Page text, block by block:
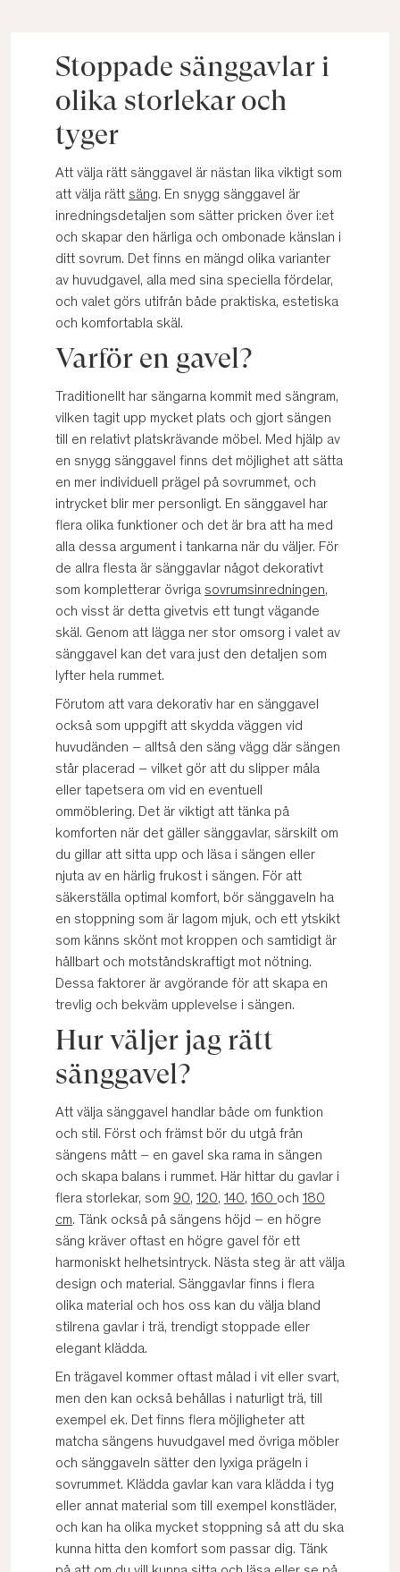
Stoppade sänggavlar i
olika storlekar och
tyger
Att välja rätt sänggavel är nästan lika viktigt som
att välja rätt säng. En snygg sänggavel är
inredningsdetaljen som sätter pricken över i:et
och skapar den härliga och ombonade känslan i
ditt sovrum. Det finns en mängd olika varianter
av huvudgavel, alla med sina speciella fördelar,
och valet görs utifrån både praktiska, estetiska
och komfortabla skäl.
Varför en gavel?
Traditionellt har sängarna kommit med sängram,
vilken tagit upp mycket plats och gjort sängen
till en relativt platskrävande möbel. Med hjälp av
en snygg sänggavel finns det möjlighet att sätta
en mer individuell prägel på sovrummet, och
intrycket blir mer personligt. En sänggavel har
flera olika funktioner och det är bra att ha med
alla dessa argument i tankarna när du väljer. För
de allra flesta är sänggavlar något dekorativt
som kompletterar övriga sovrumsinredningen,
och visst är detta givetvis ett tungt vägande
skäl. Genom att lägga ner stor omsorg i valet av
sänggavel kan det vara just den detaljen som
lyfter hela rummet.
Förutom att vara dekorativ har en sänggavel
också som uppgift att skydda väggen vid
huvudänden – alltså den säng vägg där sängen
står placerad – vilket gör att du slipper måla
eller tapetsera om vid en eventuell
ommöblering. Det är viktigt att tänka på
komforten när det gäller sänggavlar, särskilt om
du gillar att sitta upp och läsa i sängen eller
njuta av en härlig frukost i sängen. För att
säkerställa optimal komfort, bör sänggaveln ha
en stoppning som är lagom mjuk, och ett ytskikt
som känns skönt mot kroppen och samtidigt är
hållbart och motståndskraftigt mot nötning.
Dessa faktorer är avgörande för att skapa en
trevlig och bekväm upplevelse i sängen.
Hur väljer jag rätt
sänggavel?
Att välja sänggavel handlar både om funktion
och stil. Först och främst bör du utgå från
sängens mått – en gavel ska rama in sängen
och skapa balans i rummet. Här hittar du gavlar i
flera storlekar, som 90, 120, 140, 160 och 180
cm. Tänk också på sängens höjd – en högre
säng kräver oftast en högre gavel för ett
harmoniskt helhetsintryck. Nästa steg är att välja
design och material. Sänggavlar finns i flera
olika material och hos oss kan du välja bland
stilrena gavlar i trä, trendigt stoppade eller
elegant klädda.
En trägavel kommer oftast målad i vit eller svart,
men den kan också behållas i naturligt trä, till
exempel ek. Det finns flera möjligheter att
matcha sängens huvudgavel med övriga möbler
och sänggaveln sätter den lyxiga prägeln i
sovrummet. Klädda gavlar kan vara klädda i tyg
eller annat material som till exempel konstläder,
och kan ha olika mycket stoppning så att du ska
kunna hitta den komfort som passar dig. Tänk